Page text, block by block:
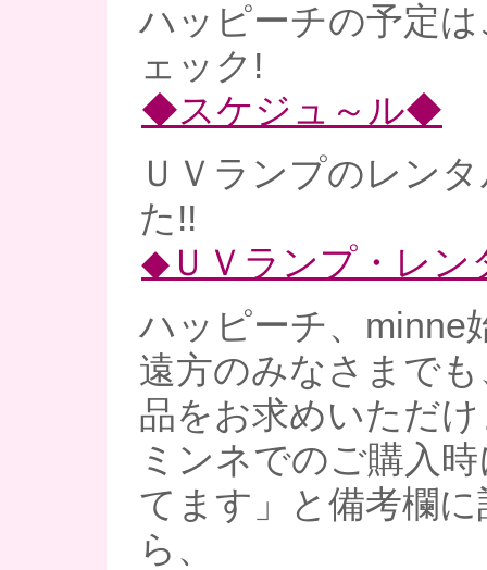
ハッピーチの予定
ェック!
◆スケジュ～ル◆
ＵＶランプのレン
た!!
◆ＵＶランプ・レ
ハッピーチ、minne
遠方のみなさまで
品をお求めいただ
ミンネでのご購入
てます」と備考欄
ら、